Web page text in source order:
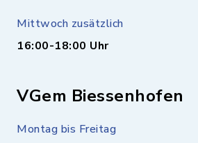
Mittwoch zusätzlich
16:00-18:00 Uhr
VGem Biessenhofen
Montag bis Freitag